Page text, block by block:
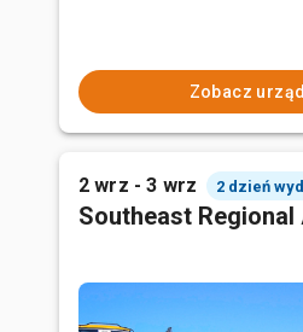
Zobacz
2 wrz - 3 wrz 2 dzień
Southeast Regional